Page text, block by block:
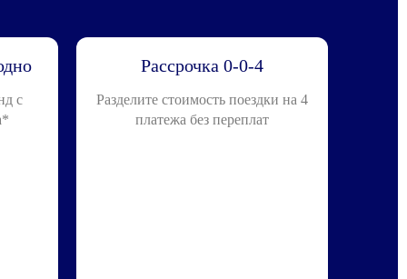
с
Рассрочка 0-0-4
Разделите стоимость поездки на 4
платежа без переплат